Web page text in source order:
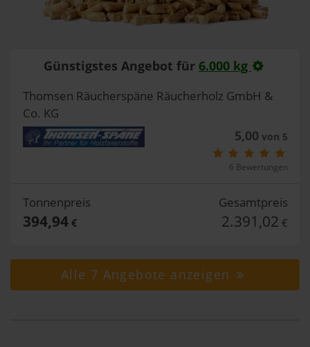
Günstigstes Angebot für 6.000 kg
Thomsen Räucherspäne Räucherholz GmbH &
Co. KG
5,00 von 5
6 Bewertungen
Tonnenpreis
394,94€
Gesamtpreis
2.391,02 €
Alle 7 Angebote anzeigen